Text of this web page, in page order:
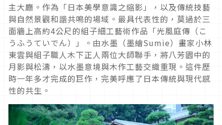
主大廳。作為「日本美學意識之縮影」，以及傳統技藝
與自然景觀和諧共鳴的場域。最具代表性的，莫過於三
面牆上高約4公尺的組子細工藝術作品「光風庭傳（こ
うふうていでん）」。由水墨（墨繪Sumie）畫家小林
東雲與組子職人木下正人兩位大師聯手，將八芳園中的
月影與松濤，以水墨意境與木作工藝交織重現。這件歷
時一年多才完成的巨作，完美呼應了日本傳統與現代感
性的共生。